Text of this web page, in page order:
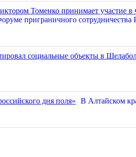
приграничного сотрудничества
В Алтайском